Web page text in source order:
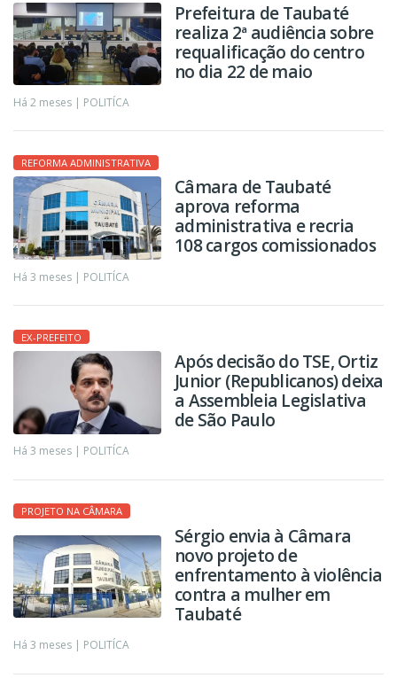
Prefeitura de Taubaté
realiza 2ª audiência sobre
requalificação do centro
no dia 22 de maio
Há 2 meses | POLITÍCA
REFORMA ADMINISTRATIVA
Câmara de Taubaté
aprova reforma
administrativa e recria
108 cargos comissionados
Há 3 meses | POLITÍCA
EX-PREFEITO
Após decisão do TSE, Ortiz
Junior (Republicanos) deixa
a Assembleia Legislativa
de São Paulo
Há 3 meses | POLITÍCA
PROJETO NA CÂMARA
Sérgio envia à Câmara
novo projeto de
enfrentamento à violência
contra a mulher em
Taubaté
Há 3 meses | POLITÍCA